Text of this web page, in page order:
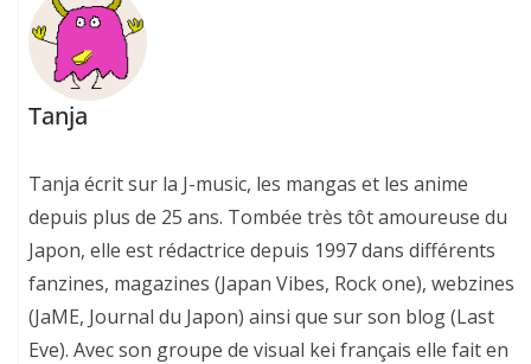
Tanja
Tanja écrit sur la J-music, les mangas et les anime
depuis plus de 25 ans. Tombée très tôt amoureuse du
Japon, elle est rédactrice depuis 1997 dans différents
fanzines, magazines (Japan Vibes, Rock one), webzines
(JaME, Journal du Japon) ainsi que sur son blog (Last
Eve). Avec son groupe de visual kei français elle fait en